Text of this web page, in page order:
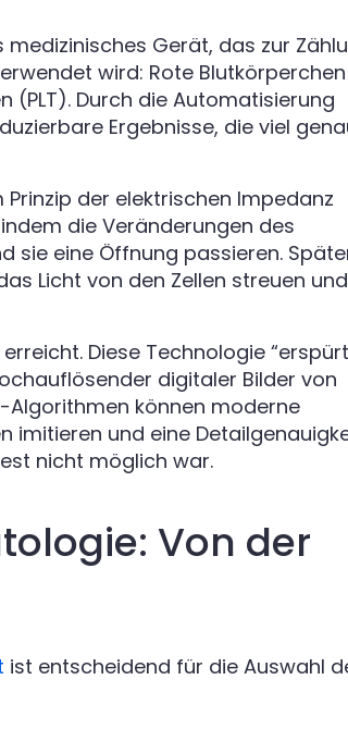
Gerät, das zur
wird: Rote Blutkörperchen
(PLT). Durch die Automatisierung
Ergebnisse, die viel
der elektrischen Impedanz
die Veränderungen des
sie eine Öffnung passieren.
Licht von den Zellen streuen
Diese Technologie
digitaler Bilder von
Algorithmen können moderne
imitieren und eine
nicht möglich war.
Von der
ist entscheidend für die Auswahl